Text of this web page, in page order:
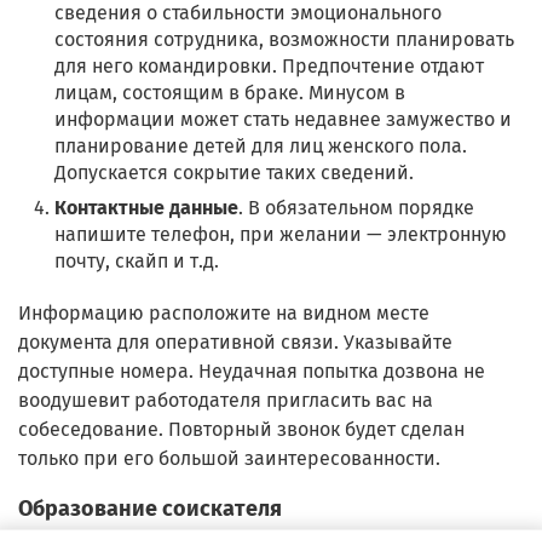
сведения о стабильности эмоционального
состояния сотрудника, возможности планировать
для него командировки. Предпочтение отдают
лицам, состоящим в браке. Минусом в
информации может стать недавнее замужество и
планирование детей для лиц женского пола.
Допускается сокрытие таких сведений.
Контактные данные. В обязательном порядке
напишите телефон, при желании — электронную
почту, скайп и т.д.
Информацию расположите на видном месте
документа для оперативной связи. Указывайте
доступные номера. Неудачная попытка дозвона не
воодушевит работодателя пригласить вас на
собеседование. Повторный звонок будет сделан
только при его большой заинтересованности.
Образование соискателя